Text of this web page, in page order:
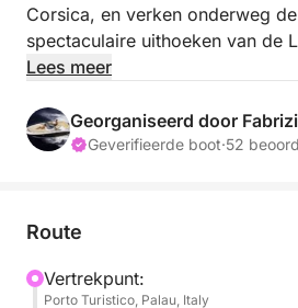
Corsica, en verken onderweg
spectaculaire uithoeken van de
archipel. Met kristalhelder water,
grensoverschrijdende ervaring
perfecte mix van natuur,
We beginnen in Palau en varen
verscholen tussen de granieten
varen we naar het kalme,
Lees meer
Georganiseerd door
Geverifieerde boot·52
Route
Vertrekpunt:
Porto Turistico, Palau, Italy